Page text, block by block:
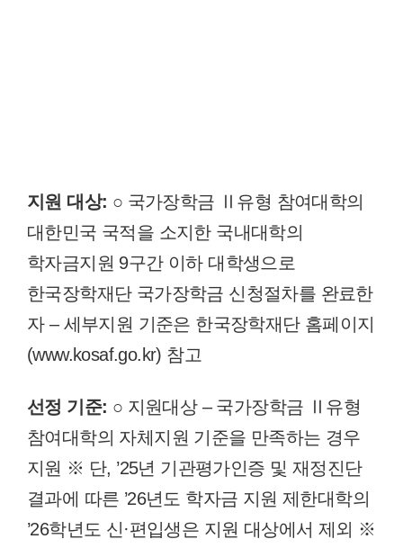
지원 대상: ○ 국가장학금 Ⅱ유형 참여대학의
대한민국 국적을 소지한 국내대학의
학자금지원 9구간 이하 대학생으로
한국장학재단 국가장학금 신청절차를 완료한
자 – 세부지원 기준은 한국장학재단 홈페이지
(www.kosaf.go.kr) 참고
선정 기준: ○ 지원대상 – 국가장학금 Ⅱ유형
참여대학의 자체지원 기준을 만족하는 경우
지원 ※ 단, ’25년 기관평가인증 및 재정진단
결과에 따른 ’26년도 학자금 지원 제한대학의
’26학년도 신·편입생은 지원 대상에서 제외 ※